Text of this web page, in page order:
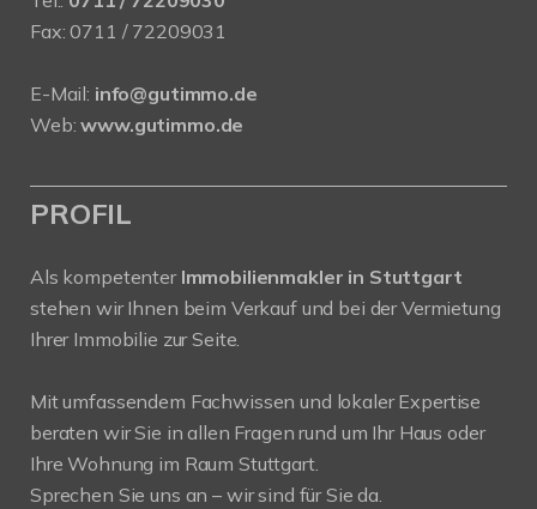
Fax: 0711 / 72209031
E-Mail: info@gutimmo.de
Web:www.gutimmo.de
PROFIL
Als kompetenter Immobilienmakler in Stuttgart
stehen wir Ihnen beim Verkauf und bei der Vermietung
Ihrer Immobilie zur Seite.
Mit umfassendem Fachwissen und lokaler Expertise
beraten wir Sie in allen Fragen rund um Ihr Haus oder
Ihre Wohnung im Raum Stuttgart.
Sprechen Sie uns an – wir sind für Sie da.